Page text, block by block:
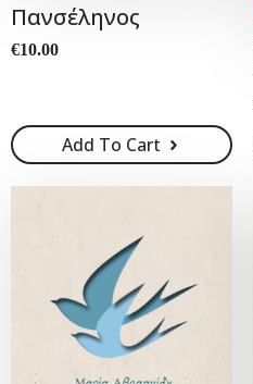
Πανσέληνος
€10.00
Add To Cart